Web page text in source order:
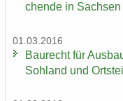
chen­de in Sach­sen
01.03.2016
Bau­recht für
Soh­land und